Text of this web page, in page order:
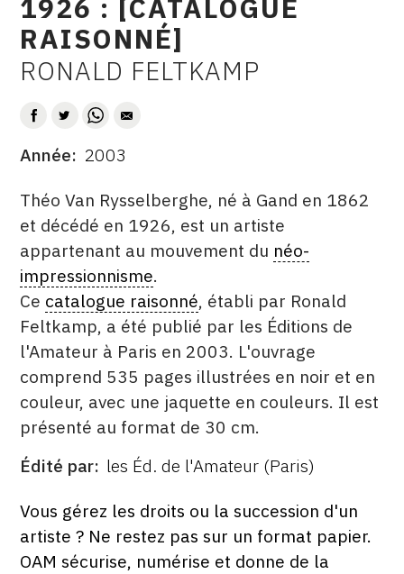
CONTACT
CGU
INSTAGRAM
FACEBOOK
PINTEREST
1926 : [CATALOGUE
RAISONNÉ]
AUTEUR
RONALD FELTKAMP
DATE
Année 2003
DESCRITPTION
Théo Van Rysselberghe, né à Gand en 1862
et décédé en 1926, est un artiste
appartenant au mouvement du néo-
impressionnisme.
Ce catalogue raisonné, établi par Ronald
Feltkamp, a été publié par les Éditions de
l'Amateur à Paris en 2003. L'ouvrage
comprend 535 pages illustrées en noir et en
couleur, avec une jaquette en couleurs. Il est
présenté au format de 30 cm.
ÉDITÉ
Édité par les Éd. de l'Amateur (Paris)
FORMAT
ÉTAT
Vous gérez les droits ou la succession d'un
artiste ? Ne restez pas sur un format papier.
OAM sécurise, numérise et donne de la